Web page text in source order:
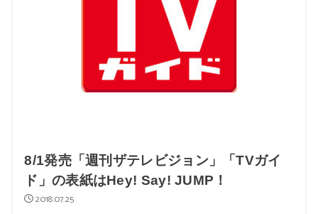
8/1発売「週刊ザテレビジョン」「TVガイ
ド」の表紙はHey! Say! JUMP！
2018.07.25